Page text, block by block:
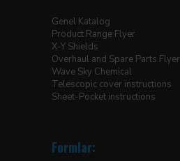
Genel Katalog
Product Range Flyer
X-Y Shields
Overhaul and Spare Parts Flyer
Wave Sky Chemical
Telescopic cover instructions
Sheet-Pocket instructions
Formlar: